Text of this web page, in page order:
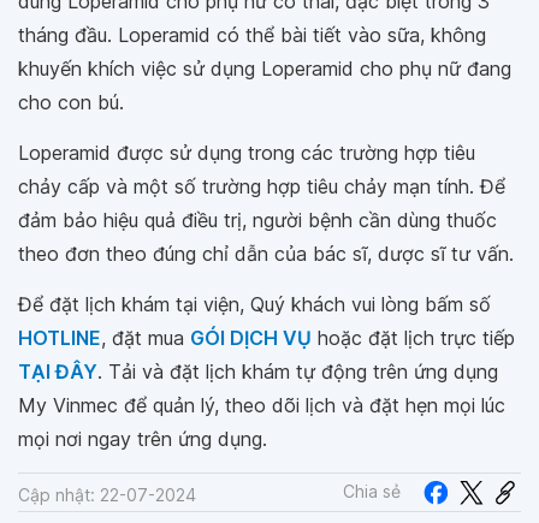
tháng đầu. Loperamid có thể bài tiết vào sữa, không
khuyến khích việc sử dụng Loperamid cho phụ nữ đang
cho con bú.
Loperamid được sử dụng trong các trường hợp tiêu
chảy cấp và một số trường hợp tiêu chảy mạn tính. Để
đảm bảo hiệu quả điều trị, người bệnh cần dùng thuốc
theo đơn theo đúng chỉ dẫn của bác sĩ, dược sĩ tư vấn.
Để đặt lịch khám tại viện, Quý khách vui lòng bấm số
HOTLINE, đặt mua GÓI DỊCH VỤ hoặc đặt lịch trực tiếp
TẠI ĐÂY. Tải và đặt lịch khám tự động trên ứng dụng
My Vinmec để quản lý, theo dõi lịch và đặt hẹn mọi lúc
mọi nơi ngay trên ứng dụng.
Cập nhật: 22-07-2024 Chia sẻ